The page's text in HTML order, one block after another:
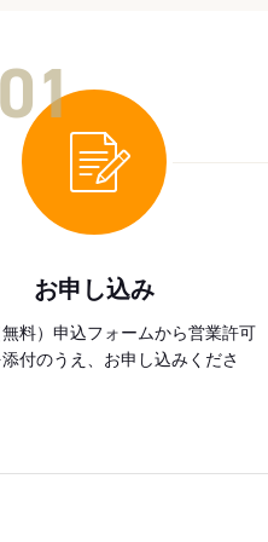
お申し込み
料）申込フォームから営業許可
付のうえ、お申し込みくださ